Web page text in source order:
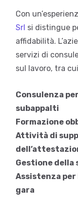
Con
Srl si distingue
affidabilità.
servizi di
sul lavoro, tra
Consulenza
subappalti
Formazione
Attività di
Gestione della
Assistenza per
gara